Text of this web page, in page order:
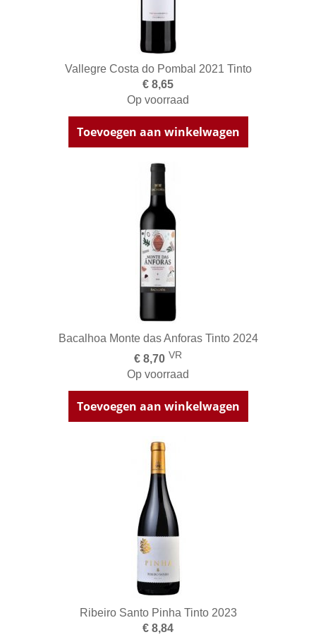
Vallegre Costa do Pombal 2021 Tinto
€ 8,65
Op voorraad
Toevoegen aan winkelwagen
Bacalhoa Monte das Anforas Tinto 2024
€ 8,70 VR
Op voorraad
Toevoegen aan winkelwagen
Ribeiro Santo Pinha Tinto 2023
€ 8,84